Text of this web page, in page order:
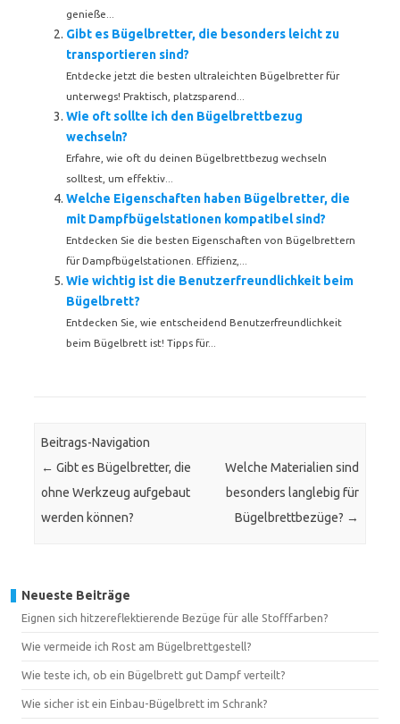
genieße...
Gibt es Bügelbretter, die besonders leicht zu
transportieren sind?
Entdecke jetzt die besten ultraleichten Bügelbretter für
unterwegs! Praktisch, platzsparend...
Wie oft sollte ich den Bügelbrettbezug
wechseln?
Erfahre, wie oft du deinen Bügelbrettbezug wechseln
solltest, um effektiv...
Welche Eigenschaften haben Bügelbretter, die
mit Dampfbügelstationen kompatibel sind?
Entdecken Sie die besten Eigenschaften von Bügelbrettern
für Dampfbügelstationen. Effizienz,...
Wie wichtig ist die Benutzerfreundlichkeit beim
Bügelbrett?
Entdecken Sie, wie entscheidend Benutzerfreundlichkeit
beim Bügelbrett ist! Tipps für...
Beitrags-Navigation
← Gibt es Bügelbretter, die
ohne Werkzeug aufgebaut
werden können?
Welche Materialien sind
besonders langlebig für
Bügelbrettbezüge? →
Neueste Beiträge
Eignen sich hitzereflektierende Bezüge für alle Stofffarben?
Wie vermeide ich Rost am Bügelbrettgestell?
Wie teste ich, ob ein Bügelbrett gut Dampf verteilt?
Wie sicher ist ein Einbau-Bügelbrett im Schrank?